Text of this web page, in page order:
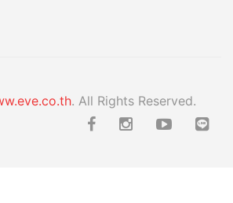
. All Rights Reserved.